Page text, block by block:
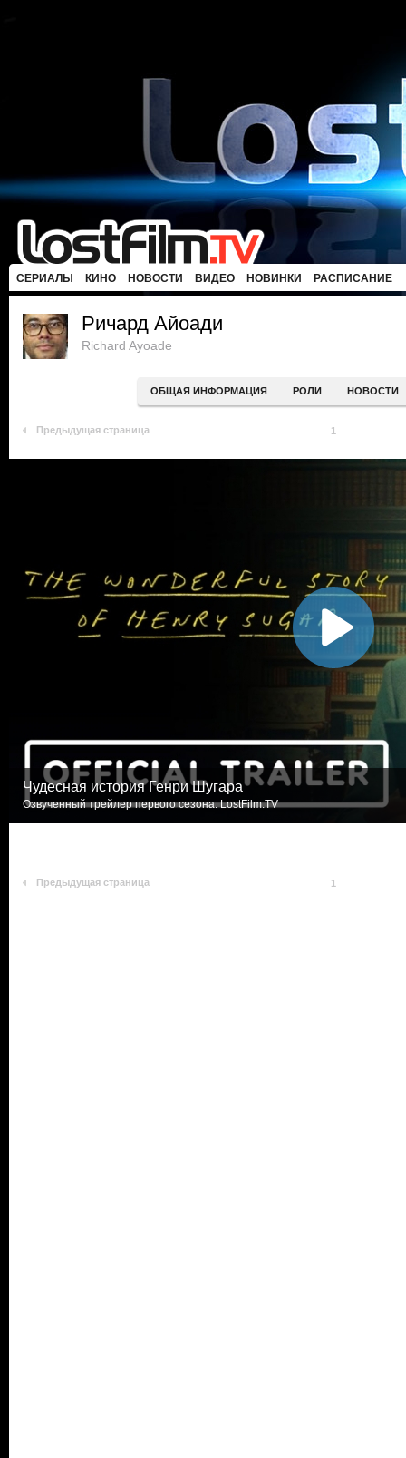
СЕРИАЛЫ КИНО НОВОСТИ ВИДЕО НОВИНКИ РАСПИСАНИЕ
Ричард Айоади
Richard Ayoade
ОБЩАЯ ИНФОРМАЦИЯ РОЛИ НОВОСТИ
Предыдущая страница 1
Чудесная история Генри Шугара
Озвученный трейлер первого сезона. LostFilm.TV
Предыдущая страница 1